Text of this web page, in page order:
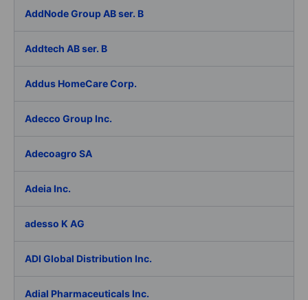
AddNode Group AB ser. B
Addtech AB ser. B
Addus HomeCare Corp.
Adecco Group Inc.
Adecoagro SA
Adeia Inc.
adesso K AG
ADI Global Distribution Inc.
Adial Pharmaceuticals Inc.